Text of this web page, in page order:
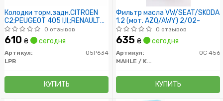
Колодки торм.задн.CITROEN
C2;PEUGEOT 405 I,II,;RENAULT
ESPACE III,MEGANE I,II:TOLEDO I
83- /TRW/
0 отзывов
610 ₴ сегодня
Артикул:
05P634
LPR
КУПИТЬ
Фильтр масла VW/SEAT/SKODA
1.2 (мот. AZQ/AWY) 2/02-
0 отзывов
635 ₴ сегодня
Артикул:
OC 456
MAHLE / KNECHT
КУПИТЬ